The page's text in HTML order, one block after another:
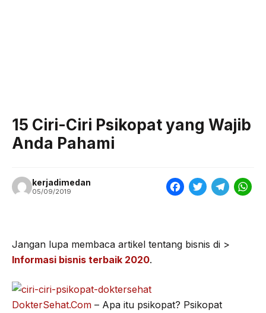
15 Ciri-Ciri Psikopat yang Wajib
Anda Pahami
kerjadimedan
05/09/2019
F
e
T
t
T
e
W
Jangan lupa membaca artikel tentang bisnis di >
Informasi bisnis terbaik 2020.
DokterSehat.Com – Apa itu psikopat? Psikopat